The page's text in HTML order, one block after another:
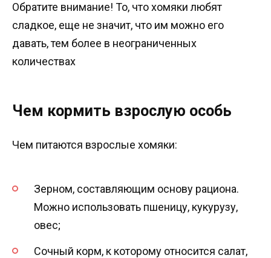
Обратите внимание! То, что хомяки любят
сладкое, еще не значит, что им можно его
давать, тем более в неограниченных
количествах
Чем кормить взрослую особь
Чем питаются взрослые хомяки:
Зерном, составляющим основу рациона.
Можно использовать пшеницу, кукурузу,
овес;
Сочный корм, к которому относится салат,